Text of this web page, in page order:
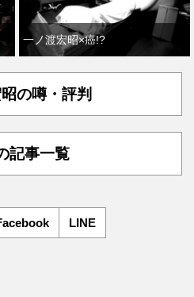
一ノ渡宏昭×癌!?
の噂・評判
記事一覧
LINE